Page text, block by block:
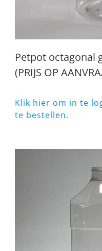
Petpot octagonal
(PRIJS OP
Klik hier om in te
te bestellen.